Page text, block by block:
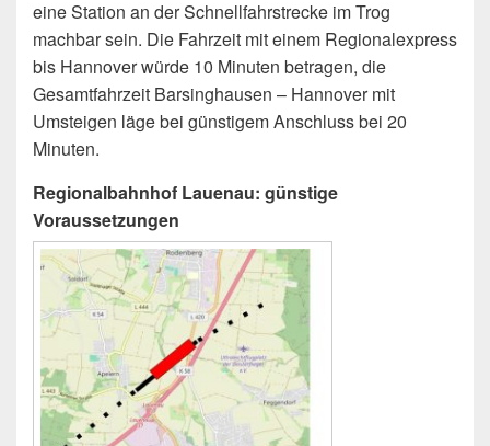
eine Station an der Schnellfahrstrecke im Trog
machbar sein. Die Fahrzeit mit einem Regionalexpress
bis Hannover würde 10 Minuten betragen, die
Gesamtfahrzeit Barsinghausen – Hannover mit
Umsteigen läge bei günstigem Anschluss bei 20
Minuten.
Regionalbahnhof Lauenau: günstige
Voraussetzungen